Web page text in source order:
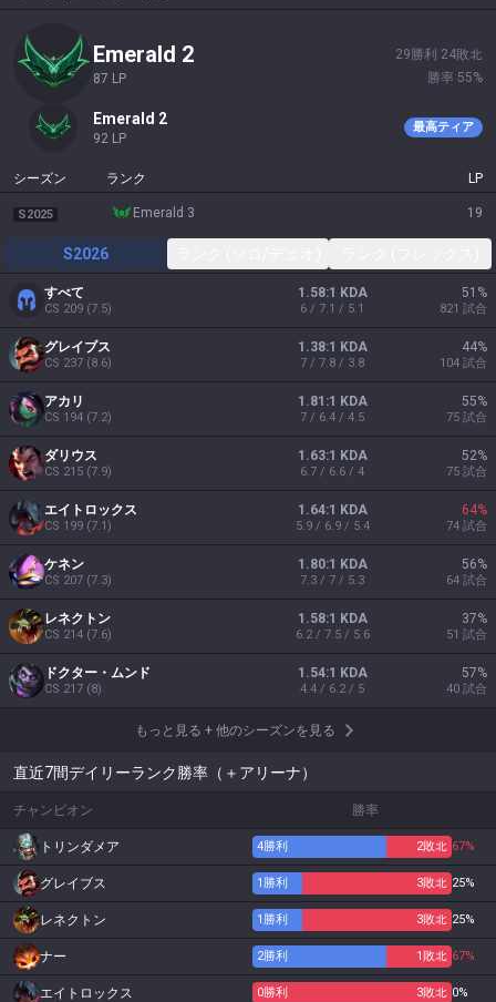
emerald 2
87 LP
29 勝利 24敗北
勝率 55%
emerald 2
92 LP
最高ティア
シーズン ランク LP
S2025 emerald 3 19
S2026
すべて
CS 209 (7.5)
1.58:1 KDA
6 / 7.1 / 5.1
51 %
821 試合
グレイブス
CS 237 (8.6)
1.38:1 KDA
7 / 7.8 / 3.8
44%
104 試合
アカリ
CS 194 (7.2)
1.81:1 KDA
7 / 6.4 / 4.5
55%
75 試合
ダリウス
CS 215 (7.9)
1.63:1 KDA
6.7 / 6.6 / 4
52%
75 試合
エイトロックス
CS 199 (7.1)
1.64:1 KDA
5.9 / 6.9 / 5.4
64%
74 試合
ケネン
CS 207 (7.3)
1.80:1 KDA
7.3 / 7 / 5.3
56%
64 試合
レネクトン
CS 214 (7.6)
1.58:1 KDA
6.2 / 7.5 / 5.6
37%
51 試合
ドクター・ムンド
CS 217 (8)
1.54:1 KDA
4.4 / 6.2 / 5
57%
40 試合
もっと見る + 他のシーズンを見る
直近7間デイリーランク勝率（＋アリーナ）
チャンピオン 勝率
トリンダメア 4勝利 2敗北 67%
グレイブス 1 勝利 3敗北 25%
レネクトン 1 勝利 3敗北 25%
ナー 2勝利 1敗北 67%
エイトロックス 0勝利 3敗北 0%